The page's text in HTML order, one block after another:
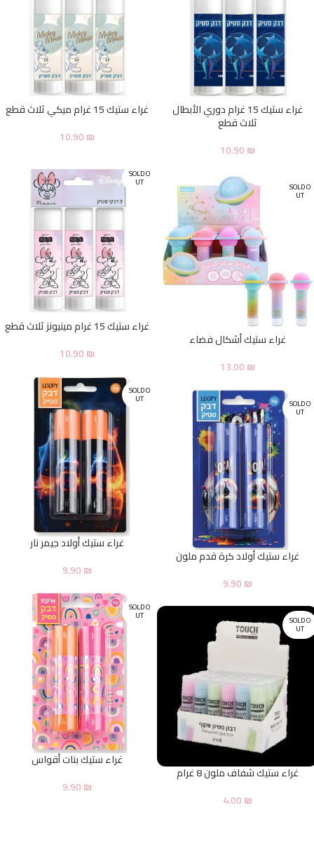
غراء ستيك 15 غرام دوري الأبطال
ثلاث قطع
10.90₪
غراء ستيك 15 غرام ميكي ثلاث قطع
10.90₪
SOLD O
UT
غراء ستيك 15 غرام مينيونز ثلاث قطع
10.90₪
SOLD O
UT
غراء ستيك أشكال فضاء
13.00₪
SOLD O
UT
غراء ستيك أولاد جيمر نار
9.90₪
SOLD O
UT
غراء ستيك أولاد كرة قدم ملون
9.90₪
SOLD O
UT
غراء ستيك بنات أقواس
9.90₪
SOLD O
UT
غراء ستيك شفاف ملون 8 غرام
4.00₪